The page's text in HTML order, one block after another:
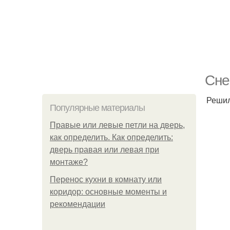
Популярные материалы
Правые или левые петли на дверь,
как определить. Как определить:
дверь правая или левая при
монтаже?
Перенос кухни в комнату или
коридор: основные моменты и
рекомендации